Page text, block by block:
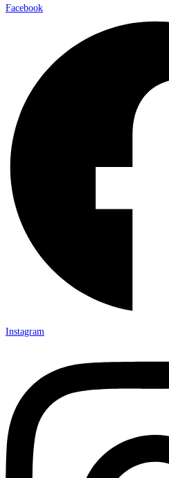
Facebook
Instagram